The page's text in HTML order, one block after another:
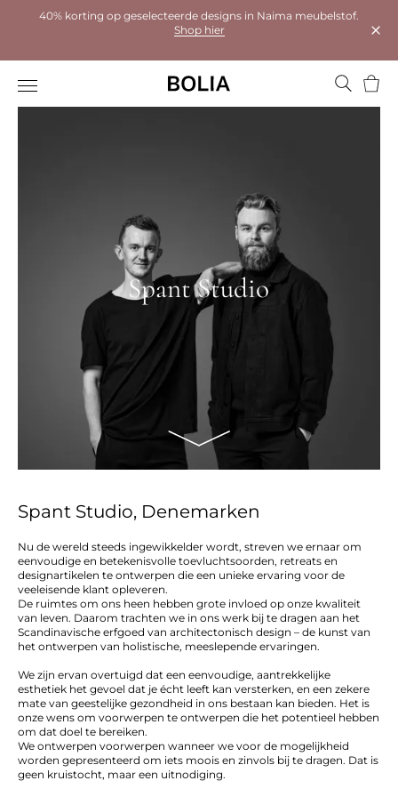
40% korting op geselecteerde designs in Naima meubelstof.
Shop hier
Spant Studio
Spant Studio, Denemarken
Nu de wereld steeds ingewikkelder wordt, streven we ernaar om
eenvoudige en betekenisvolle toevluchtsoorden, retreats en
designartikelen te ontwerpen die een unieke ervaring voor de
veeleisende klant opleveren.
De ruimtes om ons heen hebben grote invloed op onze kwaliteit
van leven. Daarom trachten we in ons werk bij te dragen aan het
Scandinavische erfgoed van architectonisch design – de kunst van
het ontwerpen van holistische, meeslepende ervaringen.
We zijn ervan overtuigd dat een eenvoudige, aantrekkelijke
esthetiek het gevoel dat je écht leeft kan versterken, en een zekere
mate van geestelijke gezondheid in ons bestaan kan bieden. Het is
onze wens om voorwerpen te ontwerpen die het potentieel hebben
om dat doel te bereiken.
We ontwerpen voorwerpen wanneer we voor de mogelijkheid
worden gepresenteerd om iets moois en zinvols bij te dragen. Dat is
geen kruistocht, maar een uitnodiging.